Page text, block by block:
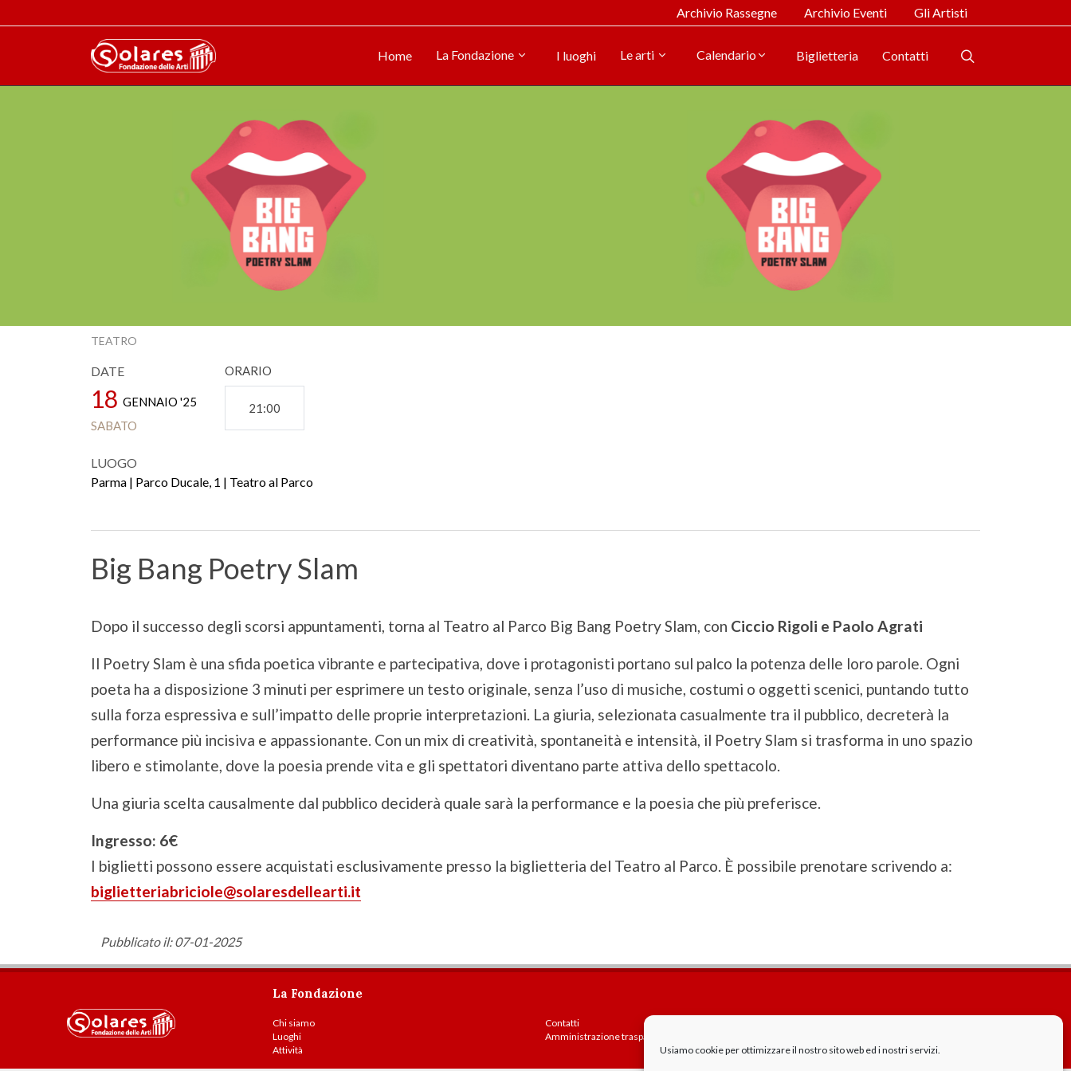
Usiamo cookie per ottimizzare il nostro sito web ed i nostri servizi.
Archivio Rassegne Archivio Eventi Gli Artisti
Home La Fondazione I luoghi Le arti Calendario Biglietteria Contatti
TEATRO
DATE
18 GENNAIO '25
SABATO
LUOGO
Parma | Parco Ducale, 1 | Teatro al Parco
ORARIO
21:00
Big Bang Poetry Slam
Dopo il successo degli scorsi appuntamenti, torna al Teatro al Parco Big Bang Poetry Slam, con Ciccio Rigoli e Paolo Agrati
Il Poetry Slam è una sfida poetica vibrante e partecipativa, dove i protagonisti portano sul palco la potenza delle loro parole. Ogni
poeta ha a disposizione 3 minuti per esprimere un testo originale, senza l’uso di musiche, costumi o oggetti scenici, puntando tutto
sulla forza espressiva e sull’impatto delle proprie interpretazioni. La giuria, selezionata casualmente tra il pubblico, decreterà la
performance più incisiva e appassionante. Con un mix di creatività, spontaneità e intensità, il Poetry Slam si trasforma in uno spazio
libero e stimolante, dove la poesia prende vita e gli spettatori diventano parte attiva dello spettacolo.
Una giuria scelta causalmente dal pubblico deciderà quale sarà la performance e la poesia che più preferisce.
Ingresso: 6€
I biglietti possono essere acquistati esclusivamente presso la biglietteria del Teatro al Parco. È possibile prenotare scrivendo a:
biglietteriabriciole@solaresdellearti.it
Pubblicato il: 07-01-2025
La Fondazione
Chi siamo
Luoghi
Attività
Contatti
Amministrazione trasparente